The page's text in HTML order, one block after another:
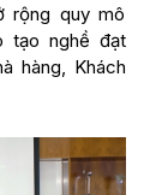
rộng quy mô
tạo nghề đạt
hàng, Khách